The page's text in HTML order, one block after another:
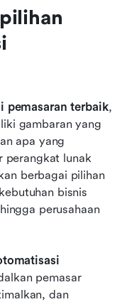
pemasaran terbaik,
gambaran yang
apa yang
perangkat lunak
berbagai pilihan
bisnis
perusahaan
pemasar
dan